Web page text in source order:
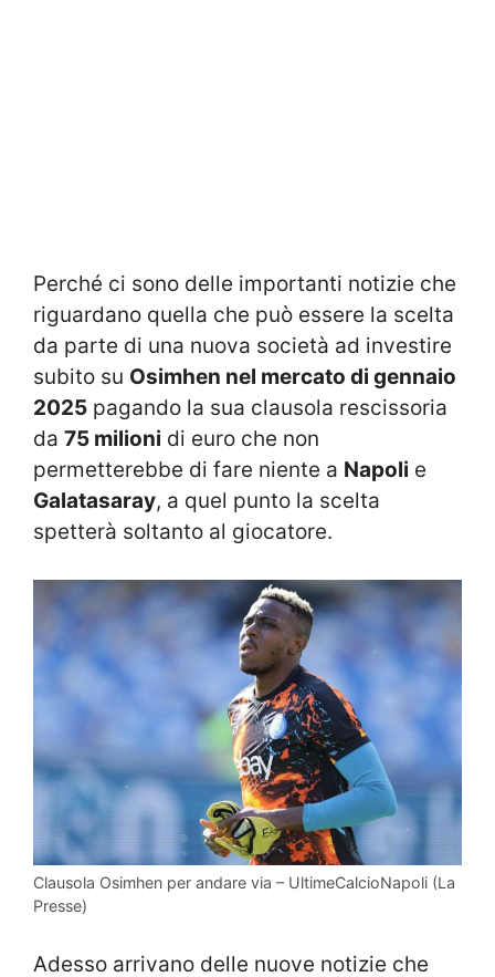
Perché ci sono delle importanti notizie che
riguardano quella che può essere la scelta
da parte di una nuova società ad investire
subito su Osimhen nel mercato di gennaio
2025 pagando la sua clausola rescissoria
da 75 milioni di euro che non
permetterebbe di fare niente a Napoli e
Galatasaray, a quel punto la scelta
spetterà soltanto al giocatore.
Clausola Osimhen per andare via – UltimeCalcioNapoli (La
Presse)
Adesso arrivano delle nuove notizie che